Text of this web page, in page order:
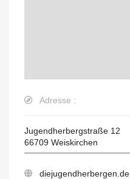
Adresse :
Jugendherbergstraße 12
66709 Weiskirchen
diejugendherbergen.de